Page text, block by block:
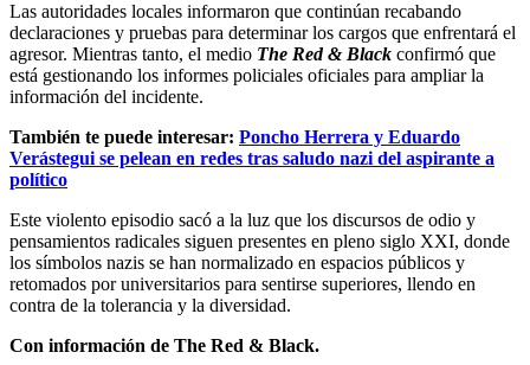
Las autoridades locales informaron que continúan recabando
declaraciones y pruebas para determinar los cargos que enfrentará el
agresor. Mientras tanto, el medio The Red & Black confirmó que
está gestionando los informes policiales oficiales para ampliar la
información del incidente.
También te puede interesar: Poncho Herrera y Eduardo
Verástegui se pelean en redes tras saludo nazi del aspirante a
político
Este violento episodio sacó a la luz que los discursos de odio y
pensamientos radicales siguen presentes en pleno siglo XXI, donde
los símbolos nazis se han normalizado en espacios públicos y
retomados por universitarios para sentirse superiores, llendo en
contra de la tolerancia y la diversidad.
Con información de The Red & Black.